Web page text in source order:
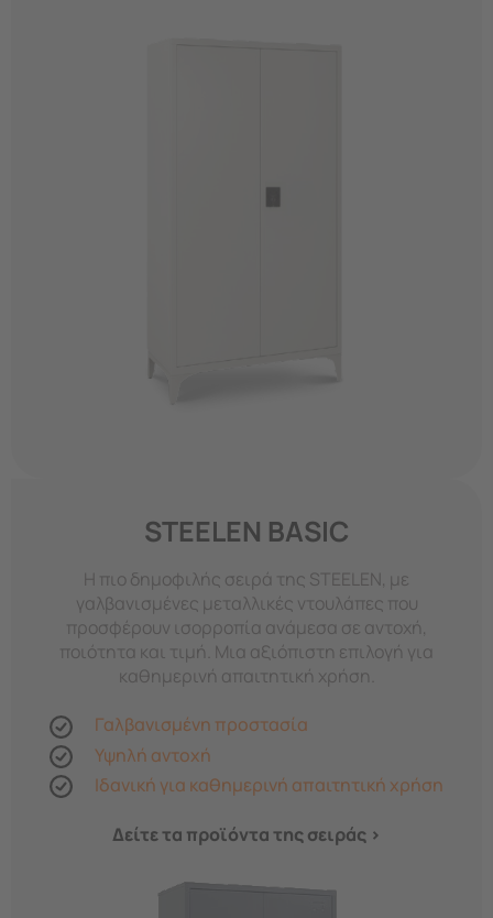
STEELEN BASIC
Η πιο δημοφιλής σειρά της STEELEN, με
γαλβανισμένες μεταλλικές ντουλάπες που
προσφέρουν ισορροπία ανάμεσα σε αντοχή,
ποιότητα και τιμή. Μια αξιόπιστη επιλογή για
καθημερινή απαιτητική χρήση.
Γαλβανισμένη προστασία
Υψηλή αντοχή
Ιδανική για καθημερινή απαιτητική χρήση
Δείτε τα προϊόντα της σειράς >